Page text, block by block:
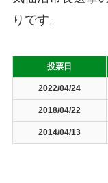
りです。
投票日
2022/04/24
2018/04/22
2014/04/13